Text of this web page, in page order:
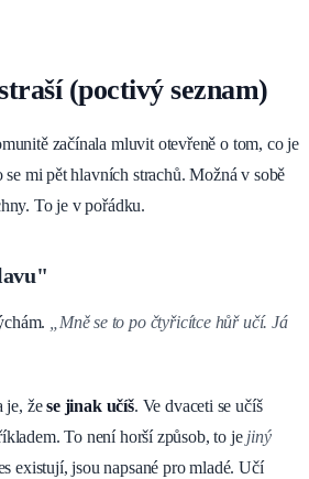
(poctivý seznam)
začínala mluvit otevřeně o tom, co je
mi pět hlavních strachů. Možná v sobě
To je v pořádku.
„Mně se to po čtyřicítce hůř učí. Já
je, žese jinak učíš. Ve dvaceti se učíš
To není horší způsob, to je jiný
existují, jsou napsané pro mladé. Učí